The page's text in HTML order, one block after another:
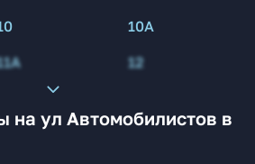
10А
12
на ул Автомобилистов в